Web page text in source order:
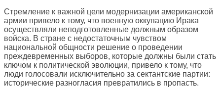
Стремление к важной цели модернизации американской
армии привело к тому, что военную оккупацию Ирака
осуществляли неподготовленные должным образом
войска. В стране с недостаточным чувством
национальной общности решение о проведении
преждевременных выборов, которые должны были стать
ключом к политической эволюции, привело к тому, что
люди голосовали исключительно за сектантские партии:
исторические разногласия превратились в пропасть.